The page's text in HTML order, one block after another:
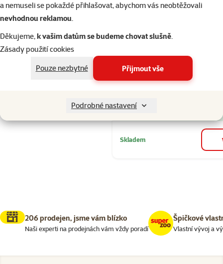
a nemuseli se pokaždé přihlašovat, abychom vás neobtěžovali
nevhodnou reklamou.
Děkujeme,k vašim datům se budeme chovat slušně.
Zásady použití cookies
Pouze nezbytné
Přijmout vše
Podrobné nastavení
Seřadit
Cena
59 Kč
značka
3+1
Kupte 4 kočičí pamlsky a 1
Skladem
206 prodejen, jsme vám blízko
Naši experti na prodejnách vám vždy poradí
Špičkové
Vlastní vývoj a